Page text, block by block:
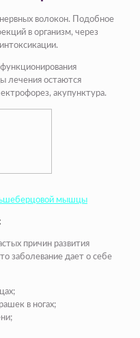
волокон. Подобное
в организм, через
лечения остаются
акупунктура.
мышцы
причин развития
заболевание дает о себе
в ногах;